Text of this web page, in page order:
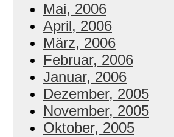
Mai, 2006
April, 2006
März, 2006
Februar, 2006
Januar, 2006
Dezember, 2005
November, 2005
Oktober, 2005